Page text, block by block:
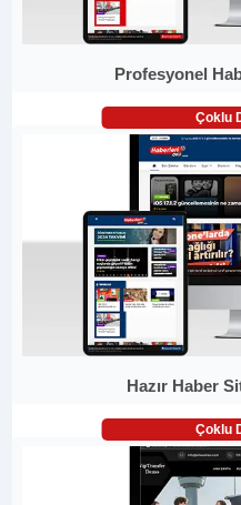
Profesyonel
Çoklu
Hazır Haber
Çoklu